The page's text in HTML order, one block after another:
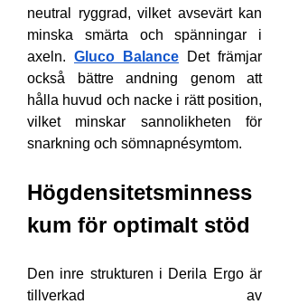
neutral ryggrad, vilket avsevärt kan
minska smärta och spänningar i
axeln. Gluco Balance Det främjar
också bättre andning genom att
hålla huvud och nacke i rätt position,
vilket minskar sannolikheten för
snarkning och sömnapnésymtom.
Högdensitetsminness
kum för optimalt stöd
Den inre strukturen i Derila Ergo är
tillverkad av